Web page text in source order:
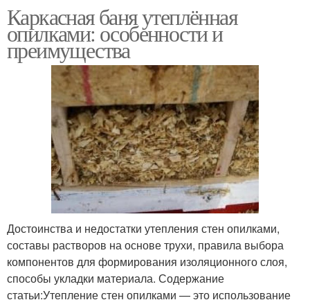
Каркасная баня утеплённая
опилками: особенности и
преимущества
Достоинства и недостатки утепления стен опилками,
составы растворов на основе трухи, правила выбора
компонентов для формирования изоляционного слоя,
способы укладки материала. Содержание
статьи:Утепление стен опилками — это использование